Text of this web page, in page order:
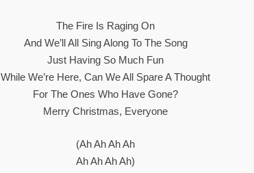
The Fire Is Raging On
And We’ll All Sing Along To The Song
Just Having So Much Fun
While We’re Here, Can We All Spare A Thought
For The Ones Who Have Gone?
Merry Christmas, Everyone
(Ah Ah Ah Ah
Ah Ah Ah Ah)